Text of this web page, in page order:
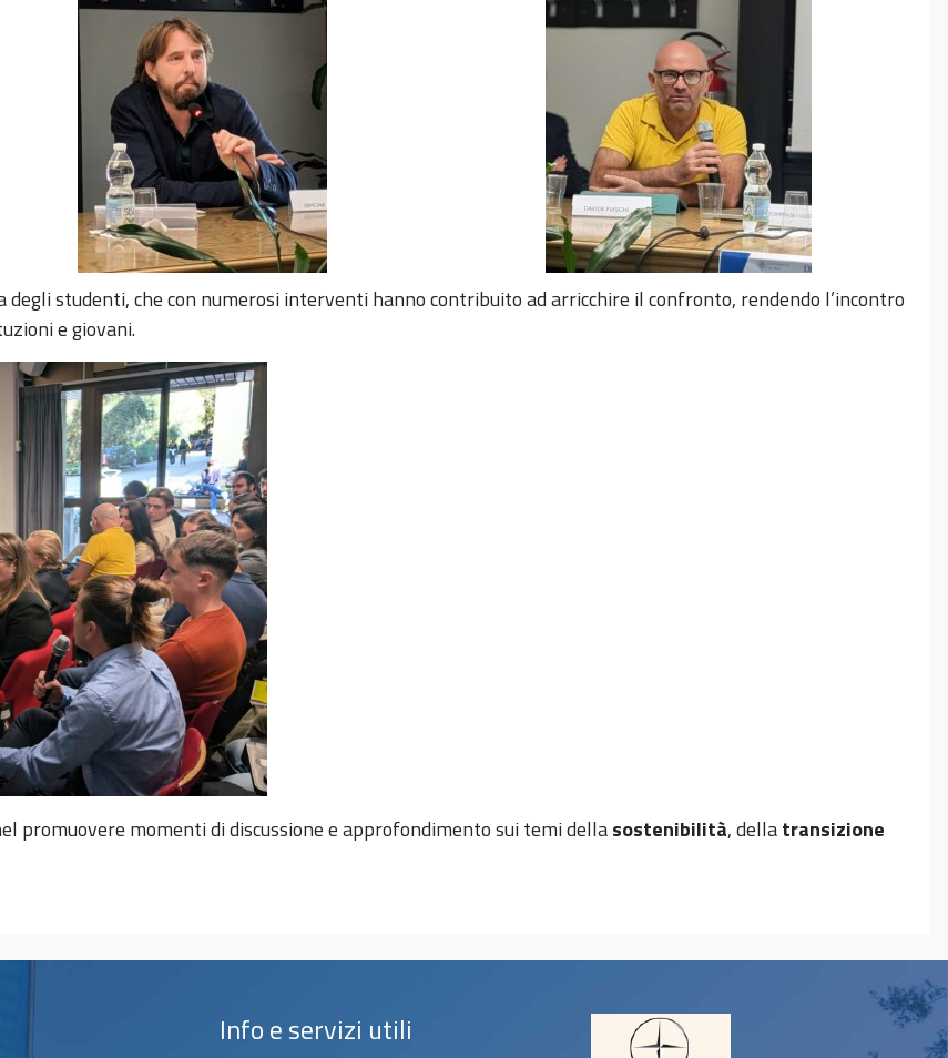
studenti, che con numerosi interventi hanno contribuito ad arricchire il confronto, rendendo l’incontro
e giovani.
promuovere momenti di discussione e approfondimento sui temi dellasostenibilità, dellatransizione
Info e servizi utili